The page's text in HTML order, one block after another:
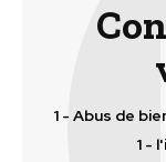
1 - Abus de
1 -